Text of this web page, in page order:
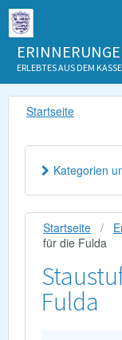
ERLEBTES AUS DEM
Startseite
Startseite
für die Fulda
Fulda
Kategorien